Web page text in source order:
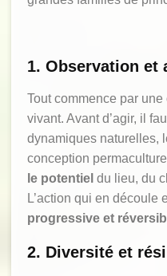
1. Observation et
Tout commence par
vivant. Avant d’agir, il
dynamiques naturelles,
conception
le potentiel du lieu, du
L’action qui en découle
progressive et
2. Diversité et